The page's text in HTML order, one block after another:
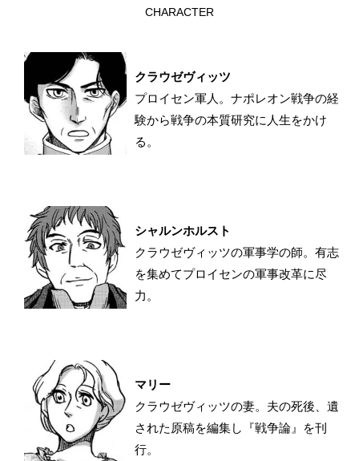
CHARACTER
クラウゼヴィッツ
プロイセン軍人。ナポレオン戦争の経
験から戦争の本質研究に人生をかけ
る。
シャルンホルスト
クラウゼヴィッツの軍事学の師。有志
を集めてプロイセンの軍事改革に尽
力。
マリー
クラウゼヴィッツの妻。夫の死後、遺
された原稿を編集し『戦争論』を刊
行。